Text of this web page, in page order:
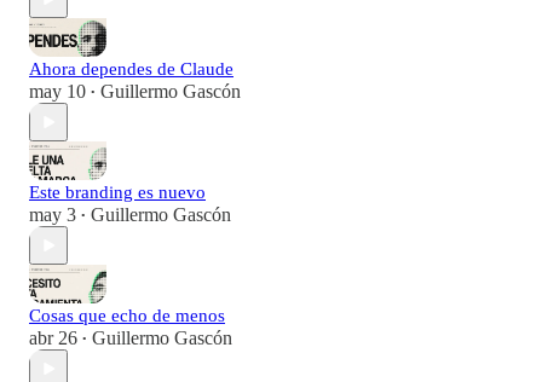
Ahora dependes de Claude
may 10 • Guillermo Gascón
Este branding es nuevo
may 3 • Guillermo Gascón
Cosas que echo de menos
abr 26 • Guillermo Gascón